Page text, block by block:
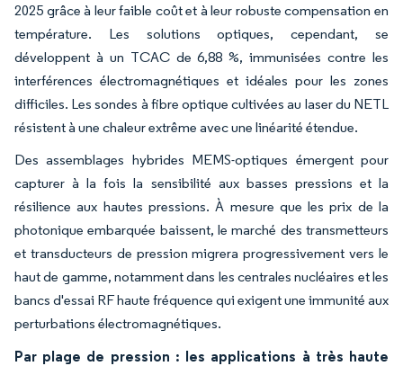
2025 grâce à leur faible coût et à leur robuste compensation en
température. Les solutions optiques, cependant, se
développent à un TCAC de 6,88 %, immunisées contre les
interférences électromagnétiques et idéales pour les zones
difficiles. Les sondes à fibre optique cultivées au laser du NETL
résistent à une chaleur extrême avec une linéarité étendue.
Des assemblages hybrides MEMS-optiques émergent pour
capturer à la fois la sensibilité aux basses pressions et la
résilience aux hautes pressions. À mesure que les prix de la
photonique embarquée baissent, le marché des transmetteurs
et transducteurs de pression migrera progressivement vers le
haut de gamme, notamment dans les centrales nucléaires et les
bancs d'essai RF haute fréquence qui exigent une immunité aux
perturbations électromagnétiques.
Par plage de pression : les applications à très haute